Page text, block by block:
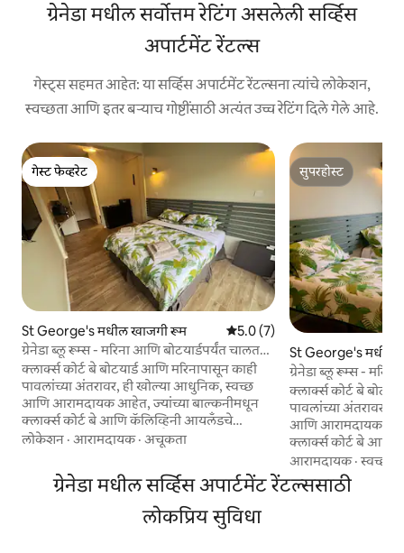
ग्रेनेडा मधील सर्वोत्तम रेटिंग असलेली सर्व्हिस
अपार्टमेंट रेंटल्स
गेस्ट्स सहमत आहेत: या सर्व्हिस अपार्टमेंट रेंटल्सना त्यांचे लोकेशन,
स्वच्छता आणि इतर बऱ्याच गोष्टींसाठी अत्यंत उच्च रेटिंग दिले गेले आहे.
गेस्ट फेव्हरेट
गेस्ट फेव्हरेट
St George's मधील खाजगी रूम 5 पैकी 5.0 सरासरी रेटिंग, 7 रिव्ह्यूज
5.0 (7)
ग्रेनेडा ब्लू रूम्स - मरिना आणि बोटयार्डपर्यंत चालत
जा
क्लार्क्स कोर्ट बे बोटयार्ड आणि मरिनापासून काही
पावलांच्या अंतरावर, ही खोल्या आधुनिक, स्वच्छ
आणि आरामदायक आहेत, ज्यांच्या बाल्कनीमधून
क्लार्क्स कोर्ट बे आणि कॅलिव्हिनी आयलँडचे
नयनरम्य दृश्य दिसते. रूम्सचे वैशिष्ट्य: - एअर
(नेटफ्लिक्ससह). - किचनेट (मायक्रोवेव्ह, फ्रिज,
केटल, टोस्टर, आईस मेकर). - वॉक - इन शॉवरसह
लॅपटॉपचा आकार सुरक्षित. - आम्ही मूलभूत सुविधा
लोकेशन · आरामदायक· अचूकता
सुपरहोस्ट
सुपरहोस्ट
St George's मधील
ग्रेनेडा ब्लू रूम्स -
जा
क्लार्क्स कोर्ट बे
पावलांच्या अंतरावर,
आणि आरामदायक
क्लार्क्स कोर्ट बे
नयनरम्य दृश्य दिसते. रूम्सचे वैशिष्ट्य: - एअर
कंडिशनिंग. - विनामूल्य वायफाय. - स्मार्ट टीव्ही
(नेटफ्लिक्ससह). - किचनेट (मायक्रोवेव्ह, फ्रिज,
आरामदायक·स्वच्छता
ग्रेनेडा मधील सर्व्हिस अपार्टमेंट रेंटल्ससाठी
लोकप्रिय सुविधा